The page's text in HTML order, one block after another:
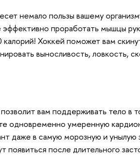
немало пользы вашему
проработать мышцы
Хоккей поможет вам
выносливость, ловкость,
вам поддерживать тело в
одновременно умеренную
даже в самую морозную и унылую
после длительного